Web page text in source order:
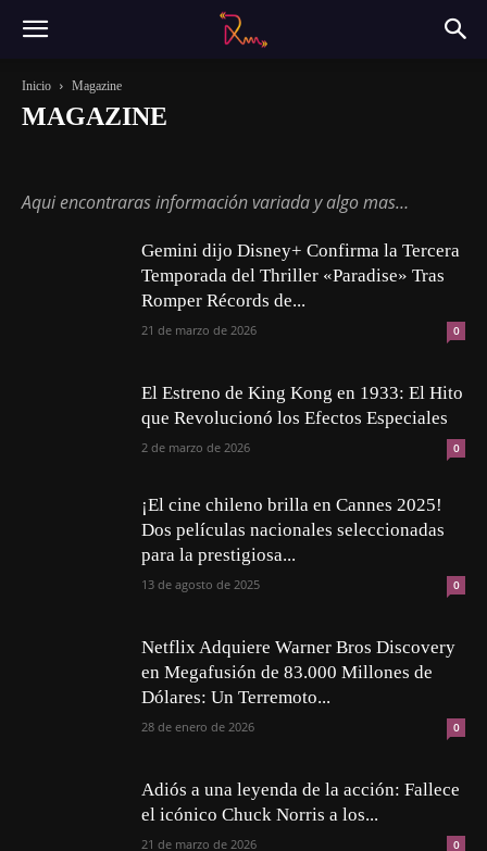
Inicio Magazine
MAGAZINE
Aqui encontraras información variada y algo mas…
Gemini dijo Disney+ Confirma la Tercera
Temporada del Thriller «Paradise» Tras
Romper Récords de...
21 de marzo de 2026 0
El Estreno de King Kong en 1933: El Hito
que Revolucionó los Efectos Especiales
2 de marzo de 2026 0
¡El cine chileno brilla en Cannes 2025!
Dos películas nacionales seleccionadas
para la prestigiosa...
13 de agosto de 2025 0
Netflix Adquiere Warner Bros Discovery
en Megafusión de 83.000 Millones de
Dólares: Un Terremoto...
28 de enero de 2026 0
Adiós a una leyenda de la acción: Fallece
el icónico Chuck Norris a los...
21 de marzo de 2026 0